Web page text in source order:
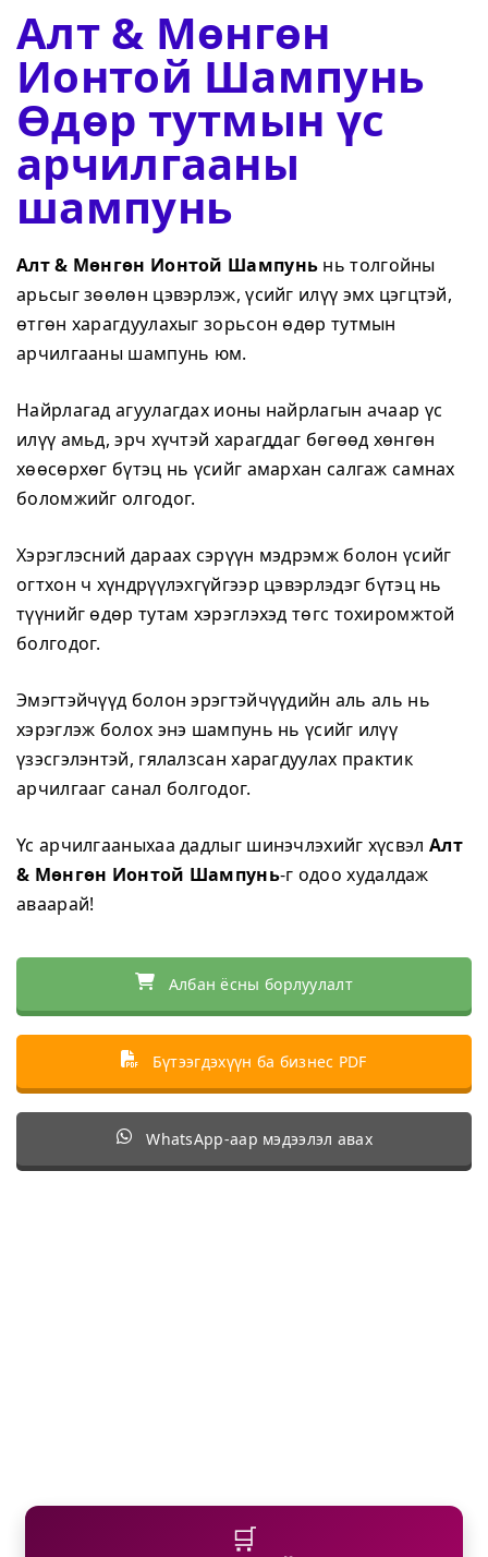
Алт & Мөнгөн
Ионтой Шампунь
Өдөр тутмын үс
арчилгааны
шампунь
Алт & Мөнгөн Ионтой Шампунь нь толгойны
арьсыг зөөлөн цэвэрлэж, үсийг илүү эмх цэгцтэй,
өтгөн харагдуулахыг зорьсон өдөр тутмын
арчилгааны шампунь юм.
Найрлагад агуулагдах ионы найрлагын ачаар үс
илүү амьд, эрч хүчтэй харагддаг бөгөөд хөнгөн
хөөсөрхөг бүтэц нь үсийг амархан салгаж самнах
боломжийг олгодог.
Хэрэглэсний дараах сэрүүн мэдрэмж болон үсийг
огтхон ч хүндрүүлэхгүйгээр цэвэрлэдэг бүтэц нь
түүнийг өдөр тутам хэрэглэхэд төгс тохиромжтой
болгодог.
Эмэгтэйчүүд болон эрэгтэйчүүдийн аль аль нь
хэрэглэж болох энэ шампунь нь үсийг илүү
үзэсгэлэнтэй, гялалзсан харагдуулах практик
арчилгааг санал болгодог.
Үс арчилгааныхаа дадлыг шинэчлэхийг хүсвэл Алт
& Мөнгөн Ионтой Шампунь-г одоо худалдаж
аваарай!
Албан ёсны борлуулалт
Бүтээгдэхүүн ба бизнес PDF
WhatsApp-аар мэдээлэл авах
🛒